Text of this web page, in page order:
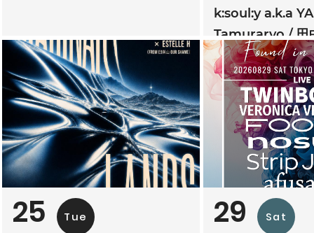
k:soul:y a.k.a
Tamuraryo
田
mitoriz
杏仁ク
tsubatics + 松村
ケ無
夕夕夜
25 Tue 29 Sat